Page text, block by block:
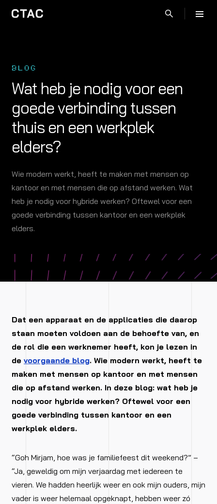
BLOG
Wat heb je nodig voor een
goede verbinding tussen
thuis en een werkplek
elders?
Wie modern werkt, heeft te maken met mensen op
kantoor en met mensen die op afstand werken. Wat
heb je nodig voor hybride werken? Oftewel voor een
goede verbinding tussen kantoor en een werkplek
elders.
Dat een apparaat en de applicaties die daarop
staan moeten voldoen aan de behoefte van, en
de rol die een werknemer heeft, kon je lezen in
de voorgaande blog. Wie modern werkt, heeft te
maken met mensen op kantoor en met mensen
die op afstand werken. In deze blog: wat heb je
nodig voor hybride werken? Oftewel voor een
goede verbinding tussen kantoor en een
werkplek elders.
“Goh Mirjam, hoe was je familiefeest dit weekend?” –
“Ja, geweldig om mijn verjaardag met iedereen te
vieren. We hadden heerlijk weer en ook mijn ouders, mijn
vader is weer helemaal opgeknapt, hebben weer zó